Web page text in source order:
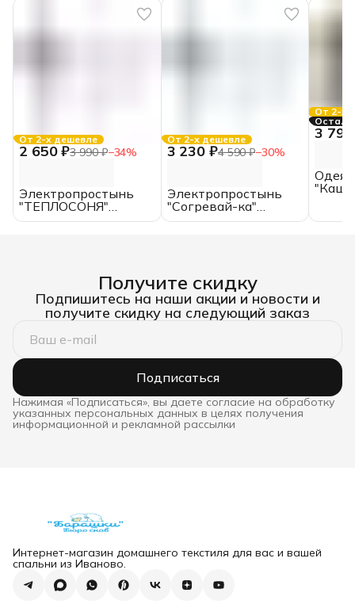
От 2-х дешевле
2 650 ₽3 990 ₽−34%
Электропростынь
"ТЕПЛОСОНЯ"
150*90 (см.),
От 2-х дешевле
3 230 ₽4 590 ₽−30%
Электропростынь
"Согревай-ка"
150*120 (см.),
От 2-х
3
Получите скидку
Подпишитесь на наши акции и новости и
получите скидку на следующий заказ
Подписаться
Нажимая «Подписаться», вы даете согласие на обработку
указанных персональных данных в целях получения
информационной и рекламной рассылки
Интернет-магазин домашнего текстиля для вас и вашей
спальни из Иваново.